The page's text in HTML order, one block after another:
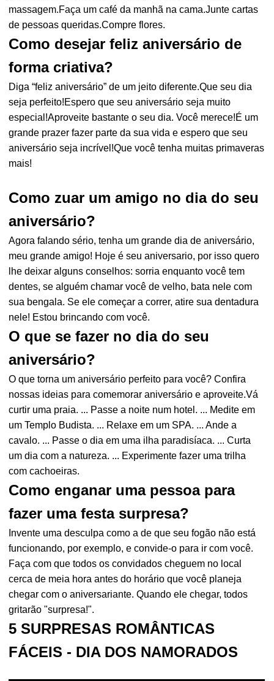
massagem.Faça um café da manhã na cama.Junte cartas
de pessoas queridas.Compre flores.
Como desejar feliz aniversário de
forma criativa?
Diga “feliz aniversário” de um jeito diferente.Que seu dia
seja perfeito!Espero que seu aniversário seja muito
especial!Aproveite bastante o seu dia. Você merece!É um
grande prazer fazer parte da sua vida e espero que seu
aniversário seja incrível!Que você tenha muitas primaveras
mais!
Como zuar um amigo no dia do seu
aniversário?
Agora falando sério, tenha um grande dia de aniversário,
meu grande amigo! Hoje é seu aniversario, por isso quero
lhe deixar alguns conselhos: sorria enquanto você tem
dentes, se alguém chamar você de velho, bata nele com
sua bengala. Se ele começar a correr, atire sua dentadura
nele! Estou brincando com você.
O que se fazer no dia do seu
aniversário?
O que torna um aniversário perfeito para você? Confira
nossas ideias para comemorar aniversário e aproveite.Vá
curtir uma praia. ... Passe a noite num hotel. ... Medite em
um Templo Budista. ... Relaxe em um SPA. ... Ande a
cavalo. ... Passe o dia em uma ilha paradisíaca. ... Curta
um dia com a natureza. ... Experimente fazer uma trilha
com cachoeiras.
Como enganar uma pessoa para
fazer uma festa surpresa?
Invente uma desculpa como a de que seu fogão não está
funcionando, por exemplo, e convide-o para ir com você.
Faça com que todos os convidados cheguem no local
cerca de meia hora antes do horário que você planeja
chegar com o aniversariante. Quando ele chegar, todos
gritarão "surpresa!".
5 SURPRESAS ROMÂNTICAS
FÁCEIS - DIA DOS NAMORADOS